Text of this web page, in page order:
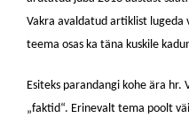
Vakra avaldatud artiklist lugeda
teema osas ka täna kuskile
Esiteks parandangi kohe ära
„faktid“. Erinevalt tema poolt